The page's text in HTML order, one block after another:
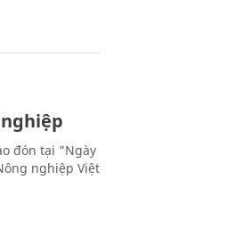
đón tại "Ngày
nghiệp Việt